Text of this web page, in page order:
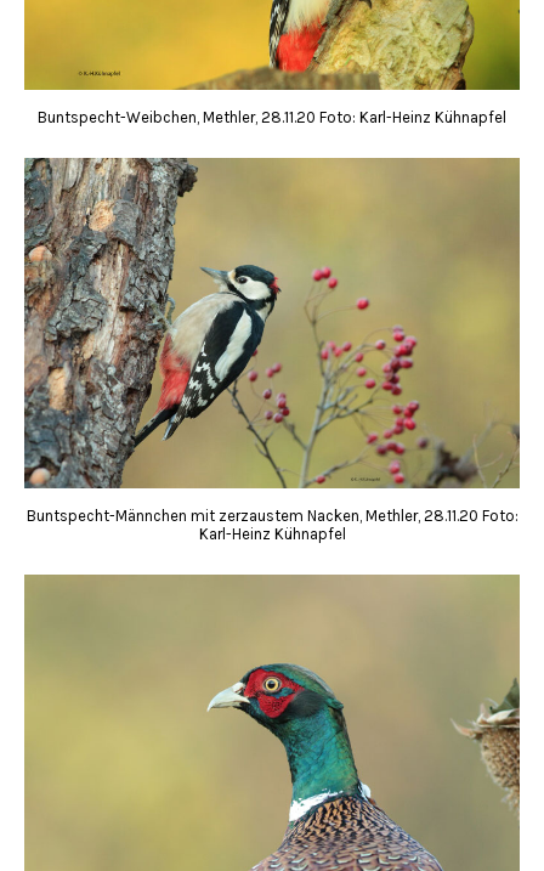
Buntspecht-Weibchen, Methler, 28.11.20 Foto: Karl-Heinz Kühnapfel
Buntspecht-Männchen mit zerzaustem Nacken, Methler, 28.11.20 Foto:
Karl-Heinz Kühnapfel